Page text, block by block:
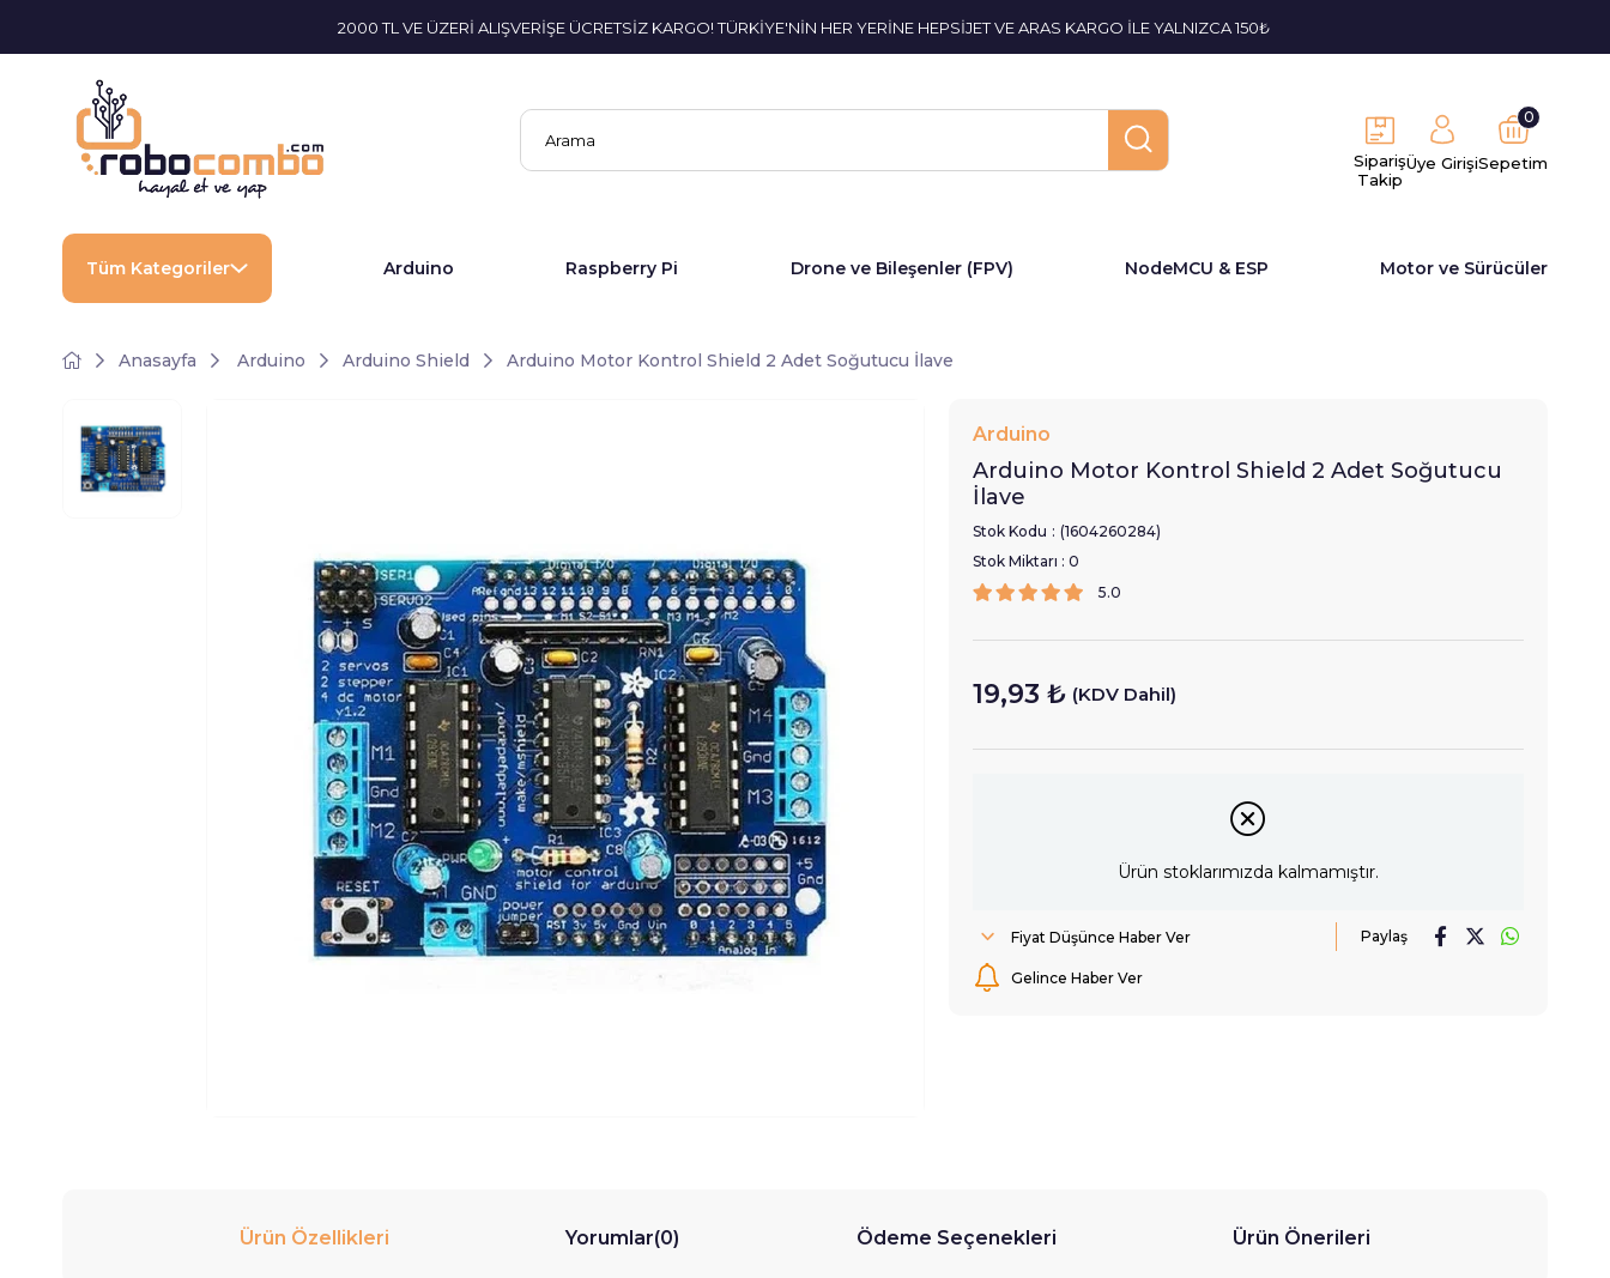
2000 TL VE ÜZERİ ALIŞVERİŞE ÜCRETSİZ KARGO! TÜRKİYE'NİN HER YERİNE HEPSİJET VE ARAS KARGO İLE YALNIZCA 150₺
Sipariş
Takip
Üye GirişiSepetim
0
Tüm Kategoriler Arduino Raspberry Pi Drone ve Bileşenler (FPV) NodeMCU & ESP Motor ve Sürücüler
Anasayfa Arduino Arduino Shield Arduino Motor Kontrol Shield 2 Adet Soğutucu İlave
Arduino
Arduino Motor Kontrol Shield 2 Adet Soğutucu
İlave
Stok Kodu
(1604260284)
Stok Miktarı : 0
5.0
19,93 ₺ (KDV Dahil)
Ürün stoklarımızda kalmamıştır.
Fiyat Düşünce Haber Ver
Gelince Haber Ver
Paylaş
Ürün Özellikleri Yorumlar(0) Ödeme Seçenekleri Ürün Önerileri